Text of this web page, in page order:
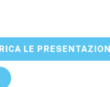
LE PRESENTAZIONI